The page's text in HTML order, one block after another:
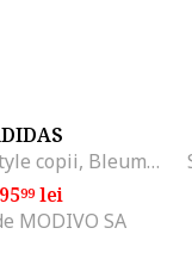
Trening lifestyle copii, Bleumain, Floral
99lei
MODIVO SA